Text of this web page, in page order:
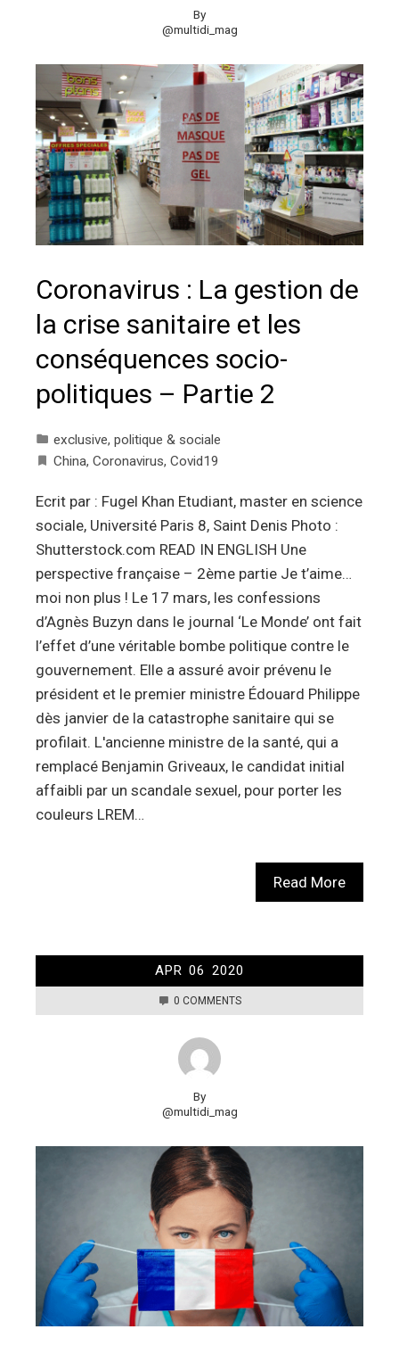
By
@multidi_mag
Coronavirus : La gestion de
la crise sanitaire et les
conséquences socio-
politiques – Partie 2
exclusive, politique & sociale
China, Coronavirus, Covid19
Ecrit par : Fugel Khan Etudiant, master en science
sociale, Université Paris 8, Saint Denis Photo :
Shutterstock.com READ IN ENGLISH Une
perspective française – 2ème partie Je t’aime…
moi non plus ! Le 17 mars, les confessions
d’Agnès Buzyn dans le journal ‘Le Monde’ ont fait
l’effet d’une véritable bombe politique contre le
gouvernement. Elle a assuré avoir prévenu le
président et le premier ministre Édouard Philippe
dès janvier de la catastrophe sanitaire qui se
profilait. L'ancienne ministre de la santé, qui a
remplacé Benjamin Griveaux, le candidat initial
affaibli par un scandale sexuel, pour porter les
couleurs LREM…
Read More
APR 06 2020
0 COMMENTS
By
@multidi_mag